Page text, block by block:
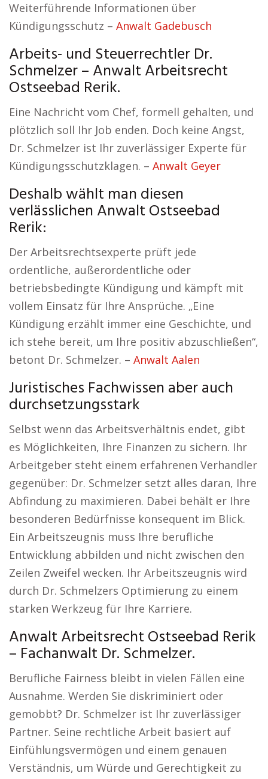
Weiterführende Informationen über
Kündigungsschutz – Anwalt Gadebusch
Arbeits- und Steuerrechtler Dr.
Schmelzer – Anwalt Arbeitsrecht
Ostseebad Rerik.
Eine Nachricht vom Chef, formell gehalten, und
plötzlich soll Ihr Job enden. Doch keine Angst,
Dr. Schmelzer ist Ihr zuverlässiger Experte für
Kündigungsschutzklagen. – Anwalt Geyer
Deshalb wählt man diesen
verlässlichen Anwalt Ostseebad
Rerik:
Der Arbeitsrechtsexperte prüft jede
ordentliche, außerordentliche oder
betriebsbedingte Kündigung und kämpft mit
vollem Einsatz für Ihre Ansprüche. „Eine
Kündigung erzählt immer eine Geschichte, und
ich stehe bereit, um Ihre positiv abzuschließen“,
betont Dr. Schmelzer. – Anwalt Aalen
Juristisches Fachwissen aber auch
durchsetzungsstark
Selbst wenn das Arbeitsverhältnis endet, gibt
es Möglichkeiten, Ihre Finanzen zu sichern. Ihr
Arbeitgeber steht einem erfahrenen Verhandler
gegenüber: Dr. Schmelzer setzt alles daran, Ihre
Abfindung zu maximieren. Dabei behält er Ihre
besonderen Bedürfnisse konsequent im Blick.
Ein Arbeitszeugnis muss Ihre berufliche
Entwicklung abbilden und nicht zwischen den
Zeilen Zweifel wecken. Ihr Arbeitszeugnis wird
durch Dr. Schmelzers Optimierung zu einem
starken Werkzeug für Ihre Karriere.
Anwalt Arbeitsrecht Ostseebad Rerik
– Fachanwalt Dr. Schmelzer.
Berufliche Fairness bleibt in vielen Fällen eine
Ausnahme. Werden Sie diskriminiert oder
gemobbt? Dr. Schmelzer ist Ihr zuverlässiger
Partner. Seine rechtliche Arbeit basiert auf
Einfühlungsvermögen und einem genauen
Verständnis, um Würde und Gerechtigkeit zu